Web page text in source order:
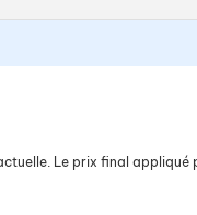
Le prix final